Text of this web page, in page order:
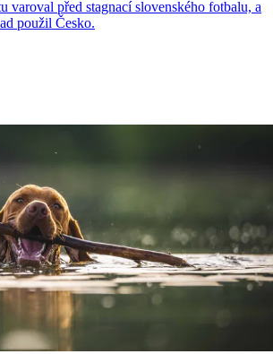
varoval před stagnací slovenského fotbalu, a
použil Česko.